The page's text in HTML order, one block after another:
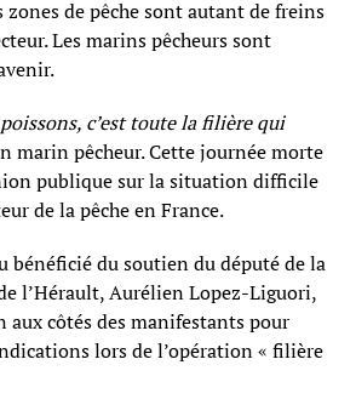
de pêche sont autant de freins
Les marins pêcheurs sont
c’est toute la filière qui
marin pêcheur. Cette journée morte
publique sur la situation difficile
de la pêche en France.
bénéficié du soutien du député de la
l’Hérault, Aurélien Lopez-Liguori,
côtés des manifestants pour
lors de l’opération « filière